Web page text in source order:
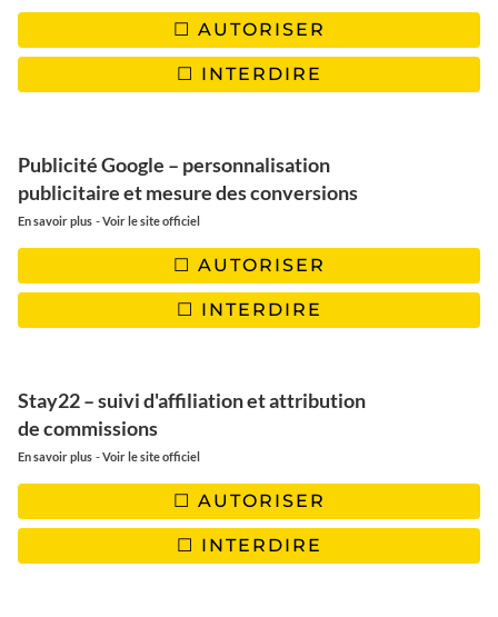
PARIS RIVE GAUCHE
5 adresses Parisiennes pour
profiter de Paris l’été
AUTORISER
INTERDIRE
Publicité Google – personnalisation
publicitaire et mesure des conversions
En savoir plus -Voir le site officiel
AUTORISER
INTERDIRE
Stay22 – suivi d'affiliation et attribution
de commissions
En savoir plus -Voir le site officiel
AUTORISER
INTERDIRE